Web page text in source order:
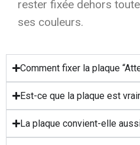
rester fixée dehors
ses couleurs.
Comment fixer la plaque
Est-ce que la plaque est
La plaque convient-elle